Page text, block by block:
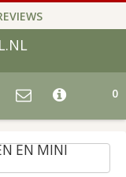
0
EN MINI